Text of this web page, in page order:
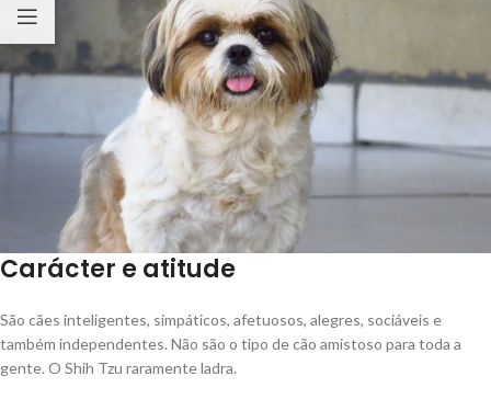
Carácter e atitude
São cães inteligentes, simpáticos, afetuosos, alegres, sociáveis e
também independentes. Não são o tipo de cão amistoso para toda a
gente. O Shih Tzu raramente ladra.